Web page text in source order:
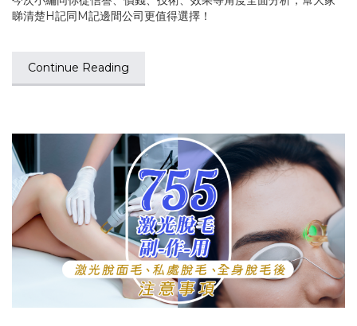
睇清楚H記同M記邊間公司更值得選擇！
Continue Reading